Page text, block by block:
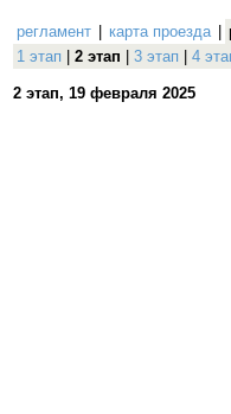
регламент карта проезда
1 этап
2 этап 3 этап 4
2 этап, 19 февраля 2025